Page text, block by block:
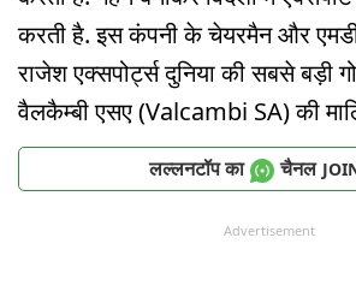
करती है. इस कंपनी के चेयरमैन और
राजेश एक्सपोर्ट्स दुनिया की सबसे बड़ी
वैलकैम्बी एसए (Valcambi SA) की
लल्लनटॉप का चैनल
Advertisement